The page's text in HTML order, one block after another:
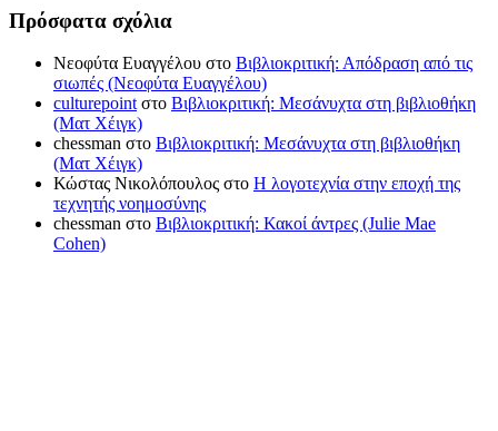
Πρόσφατα σχόλια
Νεοφύτα Ευαγγέλου στο Βιβλιοκριτική: Απόδραση από τις
σιωπές (Νεοφύτα Ευαγγέλου)
culturepointστο Βιβλιοκριτική: Μεσάνυχτα στη βιβλιοθήκη
(Ματ Χέιγκ)
chessman στο Βιβλιοκριτική: Μεσάνυχτα στη βιβλιοθήκη
(Ματ Χέιγκ)
Κώστας Νικολόπουλος στο Η λογοτεχνία στην εποχή της
τεχνητής νοημοσύνης
chessman στο Βιβλιοκριτική: Κακοί άντρες (Julie Mae
Cohen)